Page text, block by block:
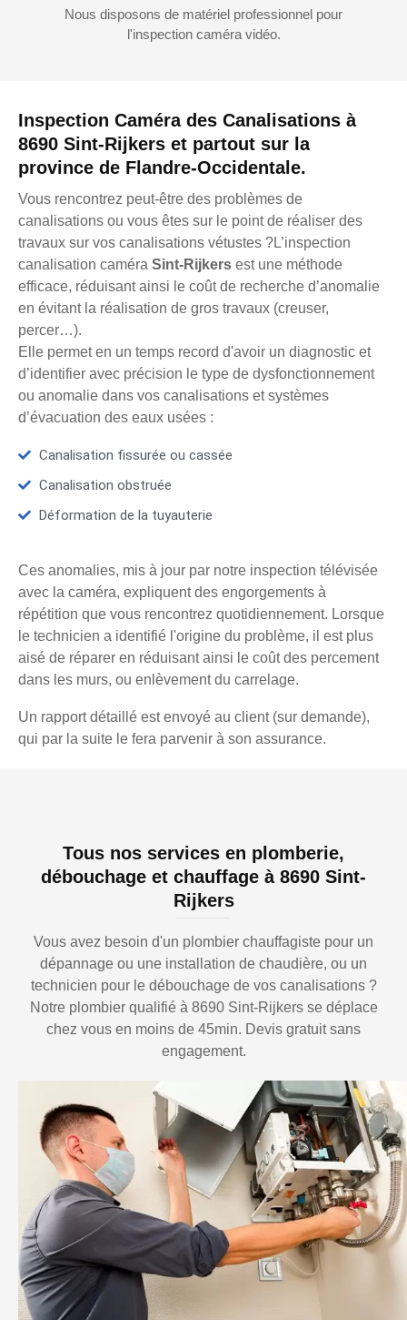
Inspection Caméra des Canalisations à
8690 Sint-Rijkers et partout sur la
province de Flandre-Occidentale.
Vous rencontrez peut-être des problèmes de
canalisations ou vous êtes sur le point de réaliser des
travaux sur vos canalisations vétustes ?L’inspection
canalisation caméra Sint-Rijkers est une méthode
efficace, réduisant ainsi le coût de recherche d’anomalie
en évitant la réalisation de gros travaux (creuser,
percer…).
Elle permet en un temps record d'avoir un diagnostic et
d’identifier avec précision le type de dysfonctionnement
ou anomalie dans vos canalisations et systèmes
d’évacuation des eaux usées :
Canalisation fissurée ou cassée
Canalisation obstruée
Déformation de la tuyauterie
Ces anomalies, mis à jour par notre inspection télévisée
avec la caméra, expliquent des engorgements à
répétition que vous rencontrez quotidiennement. Lorsque
le technicien a identifié l'origine du problème, il est plus
aisé de réparer en réduisant ainsi le coût des percement
dans les murs, ou enlèvement du carrelage.
Un rapport détaillé est envoyé au client (sur demande),
qui par la suite le fera parvenir à son assurance.
Nous disposons de matériel professionnel pour
l'inspection caméra vidéo.
Tous nos services en plomberie,
débouchage et chauffage à 8690 Sint-
Rijkers
Vous avez besoin d'un plombier chauffagiste pour un
dépannage ou une installation de chaudière, ou un
technicien pour le débouchage de vos canalisations ?
Notre plombier qualifié à 8690 Sint-Rijkers se déplace
chez vous en moins de 45min. Devis gratuit sans
engagement.